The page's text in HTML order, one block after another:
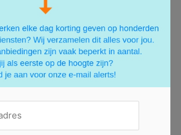
hier kan het gewoon met iDeal. Je
van je tegoed en krijgt na
code per e-mail bezorgd. Deze
Store in… Nu shop je naar
games.Heb je een betaalde